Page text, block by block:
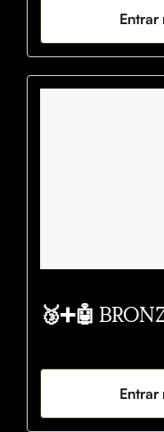
Entrar
🥉➕🤖
Entrar